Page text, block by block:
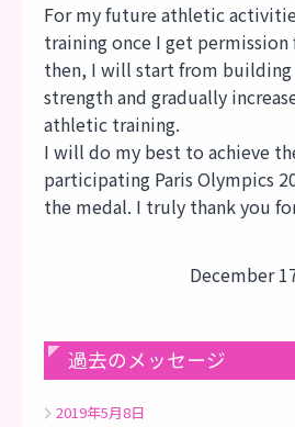
For my future athletic
training once I get
then, I will start from building
strength and gradually
athletic training.
I will do my best to achieve
participating Paris Olympics
the medal. I truly thank you
December
過去のメッセージ
2019年5月8日